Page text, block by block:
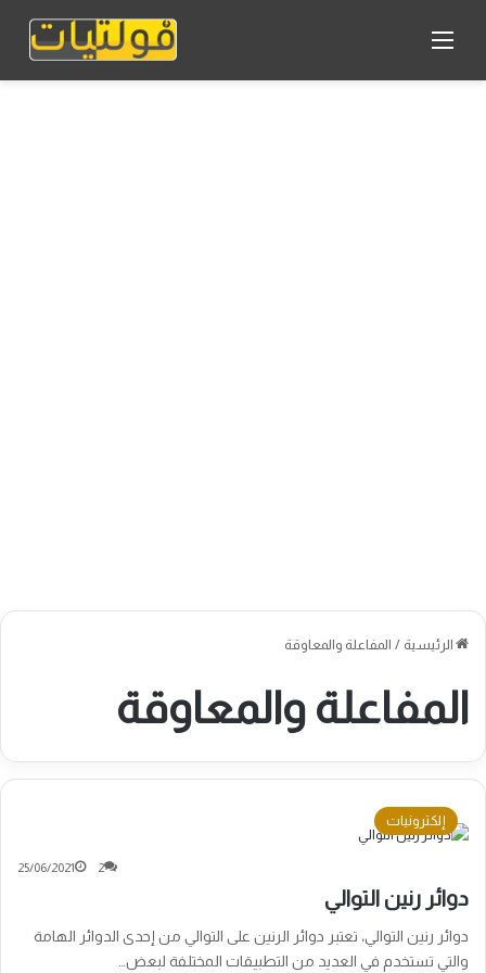
الرئيسية / المفاعلة والمعاوقة
المفاعلة والمعاوقة
إلكترونيات
25/06/2021 2
دوائر رنين التوالي
دوائر رنين التوالي، تعتبر دوائر الرنين على التوالي من إحدى الدوائر الهامة
والتي تستخدم في العديد من التطبيقات المختلفة لبعض…